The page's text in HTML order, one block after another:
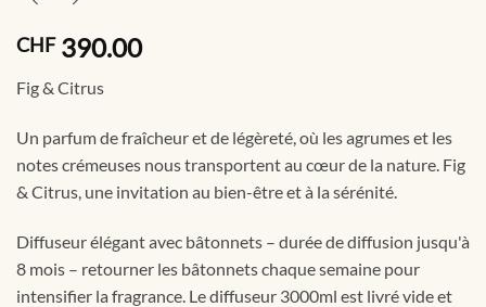
CHF390.00
Fig & Citrus
Un parfum de fraîcheur et de légèreté, où les agrumes et les
notes crémeuses nous transportent au cœur de la nature. Fig
& Citrus, une invitation au bien-être et à la sérénité.
Diffuseur élégant avec bâtonnets – durée de diffusion jusqu'à
8 mois – retourner les bâtonnets chaque semaine pour
intensifier la fragrance. Le diffuseur 3000ml est livré vide et